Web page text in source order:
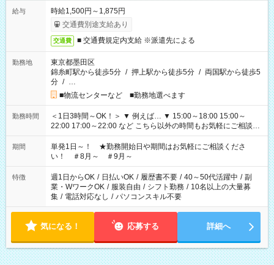
給与
時給1,500円～1,875円
交通費別途支給あり
交通費 ■ 交通費規定内支給 ※派遣先による
勤務地
東京都墨田区
錦糸町駅から徒歩5分 / 押上駅から徒歩5分 / 両国駅から徒歩5
分 / …
■物流センターなど ■勤務地選べます
勤務時間
＜1日3時間～OK！＞ ▼ 例えば… ▼ 15:00～18:00 15:00～
22:00 17:00～22:00 など こちら以外の時間もお気軽にご相談く
ださい！
期間
単発1日～！ ★勤務開始日や期間はお気軽にご相談くださ
い！ ＃8月～ ＃9月～
特徴 週1日からOK / 日払いOK / 履歴書不要 / 40～50代活躍中 / 副
業・WワークOK / 服装自由 / シフト勤務 / 10名以上の大量募
集 / 電話対応なし / パソコンスキル不要
気になる！ 応募する 詳細へ